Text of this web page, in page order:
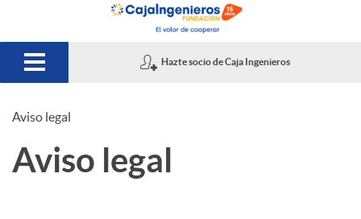
Saltar al contenido principal
Hazte socio de Caja Ingenieros
A
Aviso legal
Aviso legal